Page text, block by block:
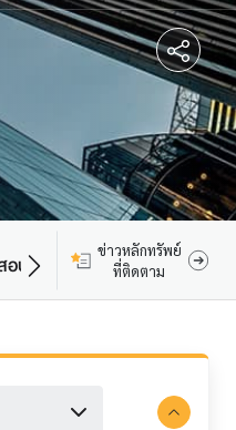
บบัญชี
ข่าวหลักทรัพย์
ที่ติดตาม